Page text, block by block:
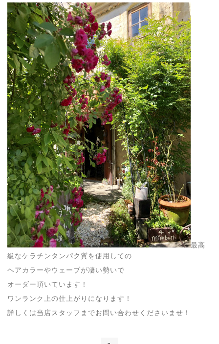
最高
級なケラチンタンパク質を使用しての
ヘアカラーやウェーブが凄い勢いで
オーダー頂いています！
ワンランク上の仕上がりになります！
詳しくは当店スタッフまでお問い合わせくださいませ！